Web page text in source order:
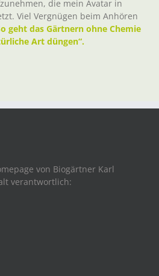
die mein Avatar in
Viel Vergnügen beim Anhören
geht das Gärtnern ohne Chemie
Art düngen“.
von Biogärtner Karl
verantwortlich: